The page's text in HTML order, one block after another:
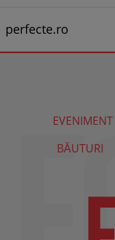
perfecte.ro
EVENIMENT
BĂUTURI